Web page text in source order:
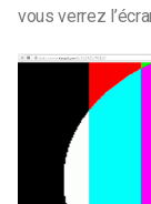
vous verrez